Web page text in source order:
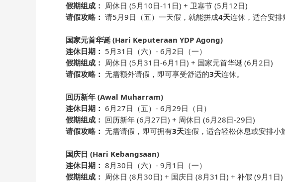
假期组成： 周休日 (5月10日-11日) + 卫塞节 (5月12日)
请假攻略： 请5月9日（五）一天假，就能拼成4天连休，适合安排
国家元首华诞 (Hari Keputeraan YDP Agong)
连休日期： 5月31日（六）- 6月2日（一）
假期组成： 周休日 (5月31日-6月1日) + 国家元首华诞 (6月2日)
请假攻略： 无需额外请假，即可享受舒适的3天连休。
回历新年 (Awal Muharram)
连休日期： 6月27日（五）- 6月29日（日）
假期组成： 回历新年 (6月27日) + 周休日 (6月28日-29日)
请假攻略： 无需请假，即可拥有3天连假，适合轻松休息或安排小
国庆日 (Hari Kebangsaan)
连休日期： 8月30日（六）- 9月1日（一）
假期组成： 周休日 (8月30日) + 国庆日 (8月31日) + 补假 (9月1日)